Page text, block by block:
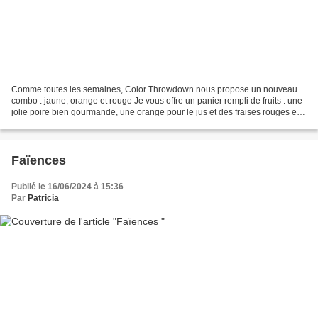
Comme toutes les semaines, Color Throwdown nous propose un nouveau
combo : jaune, orange et rouge Je vous offre un panier rempli de fruits : une
jolie poire bien gourmande, une orange pour le jus et des fraises rouges et
Faïences
Publié le 16/06/2024 à 15:36
Par Patricia